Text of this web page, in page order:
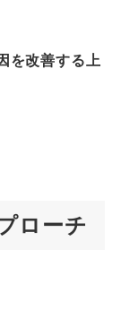
を改善する上
ローチ